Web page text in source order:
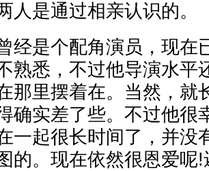
人是通过相亲认识的。
是个配角演员，现在
熟悉，不过他导演水平
那里摆着在。当然，就
确实差了些。不过他很
一起很长时间了，并没
的。现在依然很恩爱呢